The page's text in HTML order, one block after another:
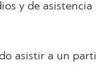
y de
asistir a un